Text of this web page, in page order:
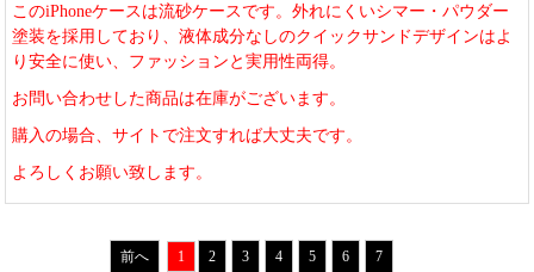
このiPhoneケースは流砂ケースです。外れにくいシマー・パウダー
塗装を採用しており、液体成分なしのクイックサンドデザインはよ
り安全に使い、ファッションと実用性両得。
お問い合わせした商品は在庫がございます。
購入の場合、サイトで注文すれば大丈夫です。
よろしくお願い致します。
前へ 1 2 3 4 5 6 7